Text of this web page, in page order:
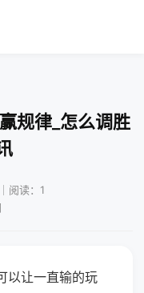
规律_怎么调胜
阅读：1
以让一直输的玩